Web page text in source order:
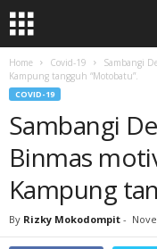
Home Covid-19
Sambangi
Kampung tangguh “Motobatu”.
COVID-19
Sambangi
Binmas
Kampung
By Rizky Mokodompit -